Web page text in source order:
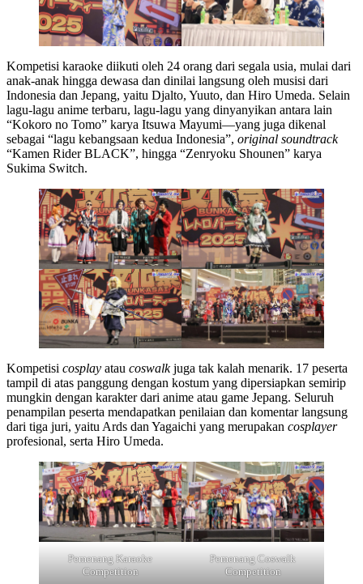
Kompetisi karaoke diikuti oleh 24 orang dari segala usia, mulai dari
anak-anak hingga dewasa dan dinilai langsung oleh musisi dari
Indonesia dan Jepang, yaitu Djalto, Yuuto, dan Hiro Umeda. Selain
lagu-lagu anime terbaru, lagu-lagu yang dinyanyikan antara lain
“Kokoro no Tomo” karya Itsuwa Mayumi—yang juga dikenal
sebagai “lagu kebangsaan kedua Indonesia”, original soundtrack
“Kamen Rider BLACK”, hingga “Zenryoku Shounen” karya
Sukima Switch.
Kompetisi cosplay atau coswalkjuga tak kalah menarik. 17 peserta
tampil di atas panggung dengan kostum yang dipersiapkan semirip
mungkin dengan karakter dari anime atau game Jepang. Seluruh
penampilan peserta mendapatkan penilaian dan komentar langsung
dari tiga juri, yaitu Ards dan Yagaichi yang merupakan cosplayer
profesional, serta Hiro Umeda.
Pemenang Karaoke
Competition
Pemenang Coswalk
Competition